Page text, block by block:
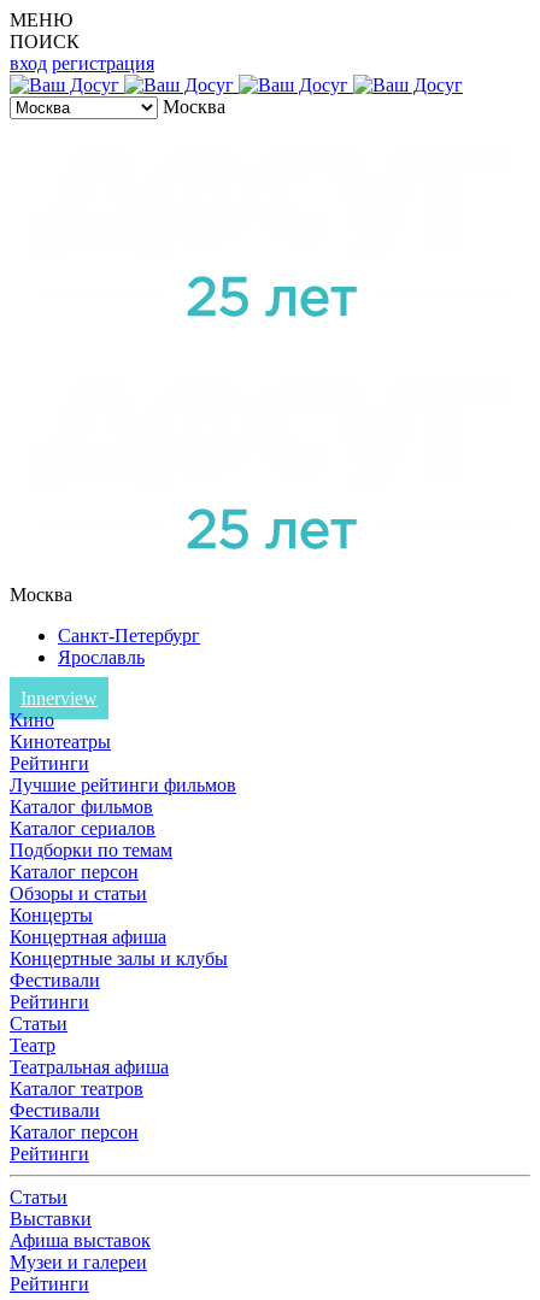
МЕНЮ
ПОИСК
вход регистрация
Москва
Москва
Санкт-Петербург
Ярославль
Innerview
Кино
Кинотеатры
Рейтинги
Лучшие рейтинги фильмов
Каталог фильмов
Каталог сериалов
Подборки по темам
Каталог персон
Обзоры и статьи
Концерты
Концертная афиша
Концертные залы и клубы
Фестивали
Рейтинги
Статьи
Театр
Театральная афиша
Каталог театров
Фестивали
Каталог персон
Рейтинги
Статьи
Выставки
Афиша выставок
Музеи и галереи
Рейтинги